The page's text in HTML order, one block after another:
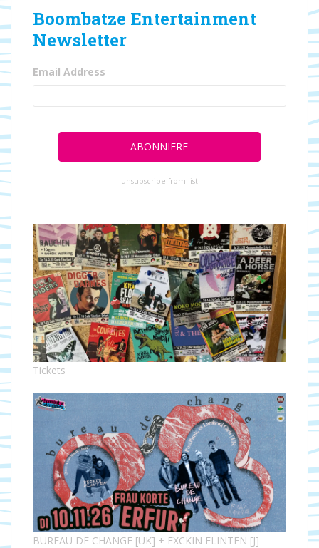
Boombatze Entertainment
Newsletter
Email Address
unsubscribe from list
Tickets
BUREAU DE CHANGE [UK] + FXCKIN FLINTEN [J]